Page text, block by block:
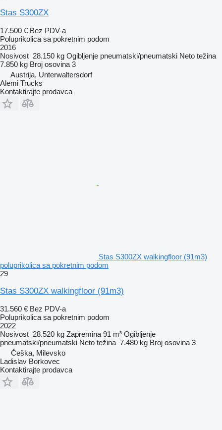
Stas S300ZX
17.500 € Bez PDV-a
Poluprikolica sa pokretnim podom
2016
Nosivost 28.150 kg Ogibljenje pneumatski/pneumatski Neto težina
7.850 kg Broj osovina 3
Austrija, Unterwaltersdorf
Alemi Trucks
Kontaktirajte prodavca
Stas S300ZX walkingfloor (91m3)
poluprikolica sa pokretnim podom
29
Stas S300ZX walkingfloor (91m3)
31.560 € Bez PDV-a
Poluprikolica sa pokretnim podom
2022
Nosivost 28.520 kg Zapremina 91 m³ Ogibljenje
pneumatski/pneumatski Neto težina 7.480 kg Broj osovina 3
Češka, Milevsko
Ladislav Borkovec
Kontaktirajte prodavca